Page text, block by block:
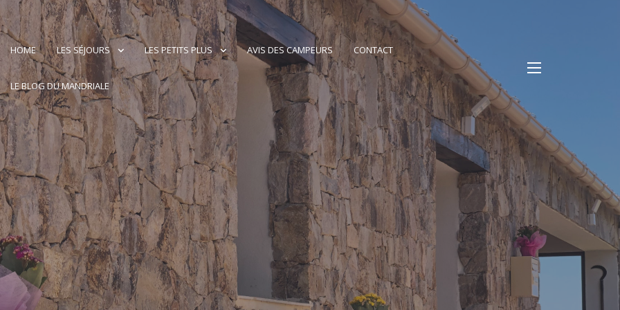
HOME LES SÉJOURS LES PETITS PLUS AVIS DES CAMPEURS CONTACT
LE BLOG DU MANDRIALE